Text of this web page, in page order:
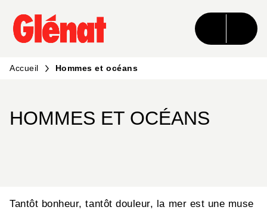
MENU RECHERCHE CONTENU
PIED DE PAGE
Accueil Hommes et océans
HOMMES ET OCÉANS
Tantôt bonheur, tantôt douleur, la mer est une muse